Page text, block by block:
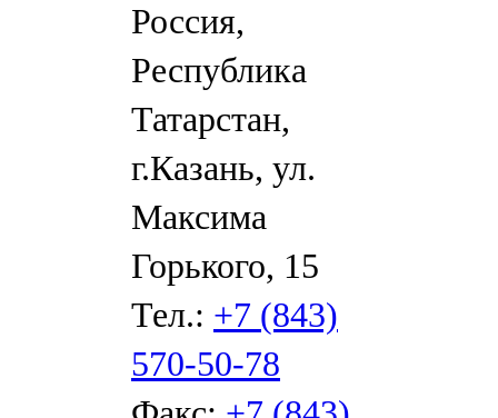
Россия,
Республика
Татарстан,
г.Казань, ул.
Максима
Горького, 15
Тел.: +7 (843)
570-50-78